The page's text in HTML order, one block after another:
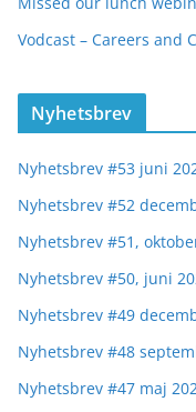
Vodcast – Careers and
Nyhetsbrev
Nyhetsbrev #53 juni
Nyhetsbrev #52
Nyhetsbrev #51,
Nyhetsbrev #50, juni
Nyhetsbrev #49
Nyhetsbrev #48
Nyhetsbrev #47 maj